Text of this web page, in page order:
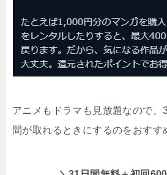
アニメもドラマも見放題なので、
間が取れるときにするのをおすす